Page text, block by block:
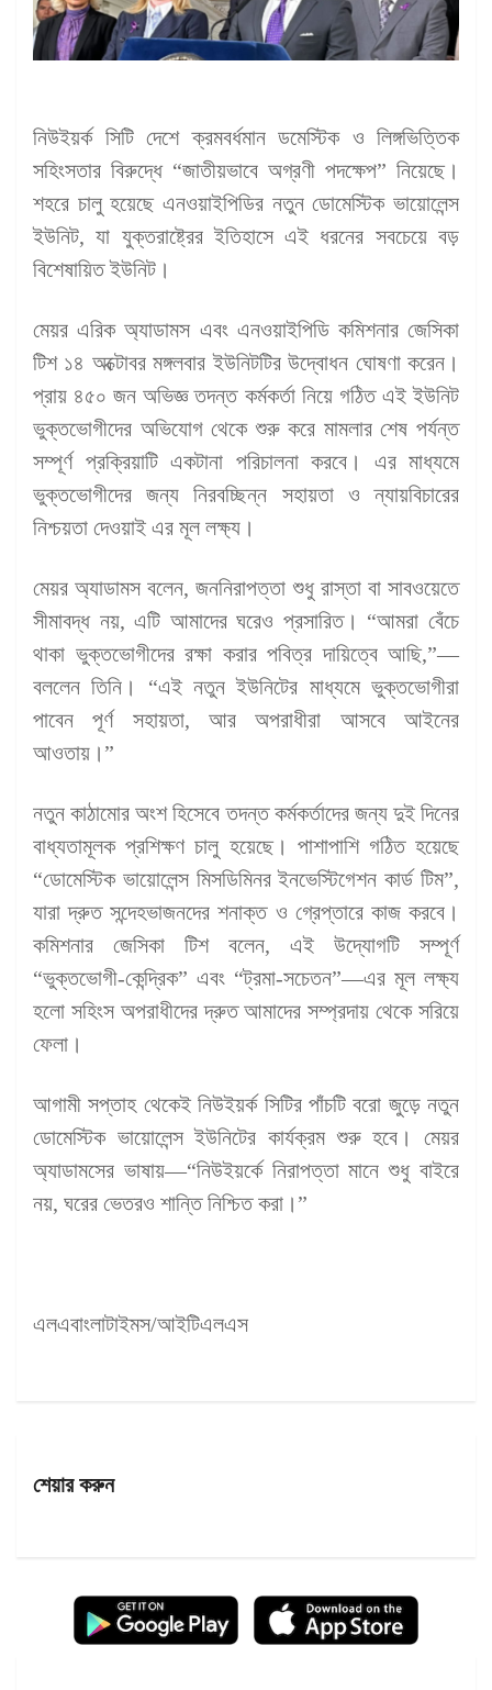
নিউইয়র্ক সিটি দেশে ক্রমবর্ধমান ডমেস্টিক ও লিঙ্গভিত্তিক
সহিংসতার বিরুদ্ধে “জাতীয়ভাবে অগ্রণী পদক্ষেপ” নিয়েছে।
শহরে চালু হয়েছে এনওয়াইপিডির নতুন ডোমেস্টিক ভায়োলেন্স
ইউনিট, যা যুক্তরাষ্ট্রের ইতিহাসে এই ধরনের সবচেয়ে বড়
বিশেষায়িত ইউনিট।
মেয়র এরিক অ্যাডামস এবং এনওয়াইপিডি কমিশনার জেসিকা
টিশ ১৪ অক্টোবর মঙ্গলবার ইউনিটটির উদ্বোধন ঘোষণা করেন।
প্রায় ৪৫০ জন অভিজ্ঞ তদন্ত কর্মকর্তা নিয়ে গঠিত এই ইউনিট
ভুক্তভোগীদের অভিযোগ থেকে শুরু করে মামলার শেষ পর্যন্ত
সম্পূর্ণ প্রক্রিয়াটি একটানা পরিচালনা করবে। এর মাধ্যমে
ভুক্তভোগীদের জন্য নিরবচ্ছিন্ন সহায়তা ও ন্যায়বিচারের
নিশ্চয়তা দেওয়াই এর মূল লক্ষ্য।
মেয়র অ্যাডামস বলেন, জননিরাপত্তা শুধু রাস্তা বা সাবওয়েতে
সীমাবদ্ধ নয়, এটি আমাদের ঘরেও প্রসারিত। “আমরা বেঁচে
থাকা ভুক্তভোগীদের রক্ষা করার পবিত্র দায়িত্বে আছি,”—
বললেন তিনি। “এই নতুন ইউনিটের মাধ্যমে ভুক্তভোগীরা
পাবেন পূর্ণ সহায়তা, আর অপরাধীরা আসবে আইনের
আওতায়।”
নতুন কাঠামোর অংশ হিসেবে তদন্ত কর্মকর্তাদের জন্য দুই দিনের
বাধ্যতামূলক প্রশিক্ষণ চালু হয়েছে। পাশাপাশি গঠিত হয়েছে
“ডোমেস্টিক ভায়োলেন্স মিসডিমিনর ইনভেস্টিগেশন কার্ড টিম”,
যারা দ্রুত সন্দেহভাজনদের শনাক্ত ও গ্রেপ্তারে কাজ করবে।
কমিশনার জেসিকা টিশ বলেন, এই উদ্যোগটি সম্পূর্ণ
“ভুক্তভোগী-কেন্দ্রিক” এবং “ট্রমা-সচেতন”—এর মূল লক্ষ্য
হলো সহিংস অপরাধীদের দ্রুত আমাদের সম্প্রদায় থেকে সরিয়ে
ফেলা।
আগামী সপ্তাহ থেকেই নিউইয়র্ক সিটির পাঁচটি বরো জুড়ে নতুন
ডোমেস্টিক ভায়োলেন্স ইউনিটের কার্যক্রম শুরু হবে। মেয়র
অ্যাডামসের ভাষায়—“নিউইয়র্কে নিরাপত্তা মানে শুধু বাইরে
নয়, ঘরের ভেতরও শান্তি নিশ্চিত করা।”
এলএবাংলাটাইমস/আইটিএলএস
শেয়ার করুন